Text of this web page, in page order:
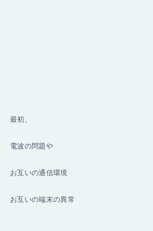
最初、
電波の問題や
お互いの通信環境
お互いの端末の異常